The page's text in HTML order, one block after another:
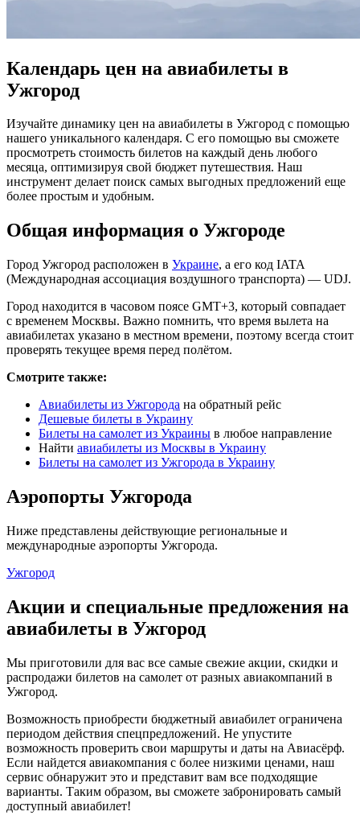
Календарь цен на авиабилеты в
Ужгород
Изучайте динамику цен на авиабилеты в Ужгород с помощью
нашего уникального календаря. С его помощью вы сможете
просмотреть стоимость билетов на каждый день любого
месяца, оптимизируя свой бюджет путешествия. Наш
инструмент делает поиск самых выгодных предложений еще
более простым и удобным.
Общая информация о Ужгороде
Город Ужгород расположен в Украине, а его код IATA
(Международная ассоциация воздушного транспорта) — UDJ.
Город находится в часовом поясе GMT+3, который совпадает
с временем Москвы. Важно помнить, что время вылета на
авиабилетах указано в местном времени, поэтому всегда стоит
проверять текущее время перед полётом.
Смотрите также:
Авиабилеты из Ужгорода на обратный рейс
Дешевые билеты в Украину
Билеты на самолет из Украины в любое направление
Найти авиабилеты из Москвы в Украину
Билеты на самолет из Ужгорода в Украину
Аэропорты Ужгорода
Ниже представлены действующие региональные и
международные аэропорты Ужгорода.
Ужгород
Акции и специальные предложения на
авиабилеты в Ужгород
Мы приготовили для вас все самые свежие акции, скидки и
распродажи билетов на самолет от разных авиакомпаний в
Ужгород.
Возможность приобрести бюджетный авиабилет ограничена
периодом действия спецпредложений. Не упустите
возможность проверить свои маршруты и даты на Авиасёрф.
Если найдется авиакомпания с более низкими ценами, наш
сервис обнаружит это и представит вам все подходящие
варианты. Таким образом, вы сможете забронировать самый
доступный авиабилет!